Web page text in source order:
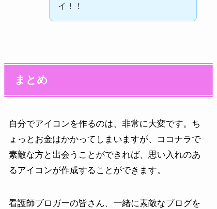
イ！！
まとめ
自分でアイコンを作るのは、非常に大変です。ち
ょっとお金はかかってしまいますが、ココナラで
素敵な方と出会うことができれば、思い入れのあ
るアイコンが作成することができます。
看護師ブロガーの皆さん、一緒に素敵なブログを